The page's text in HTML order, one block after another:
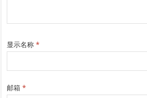
显示名称*
邮箱*